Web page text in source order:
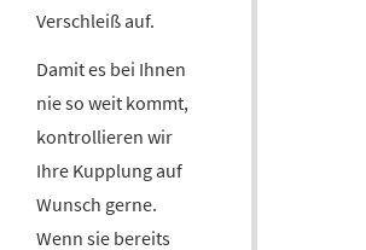
Verschleiß auf.
Damit es bei Ihnen
nie so weit kommt,
kontrollieren wir
Ihre Kupplung auf
Wunsch gerne.
Wenn sie bereits